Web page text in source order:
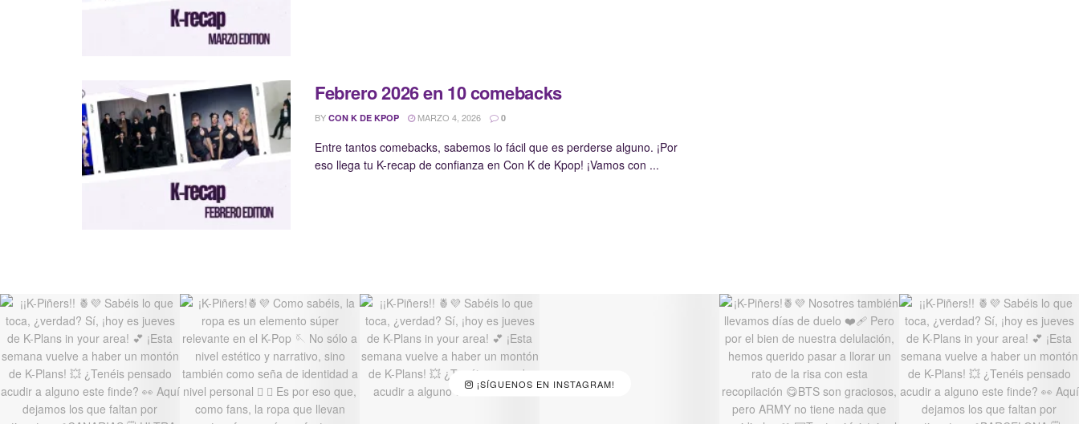
Febrero 2026 en 10 comebacks
BY CON K DE KPOP MARZO 4, 2026 0
Entre tantos comebacks, sabemos lo fácil que es perderse alguno. ¡Por
eso llega tu K-recap de confianza en Con K de Kpop! ¡Vamos con ...
¡SÍGUENOS EN INSTAGRAM!